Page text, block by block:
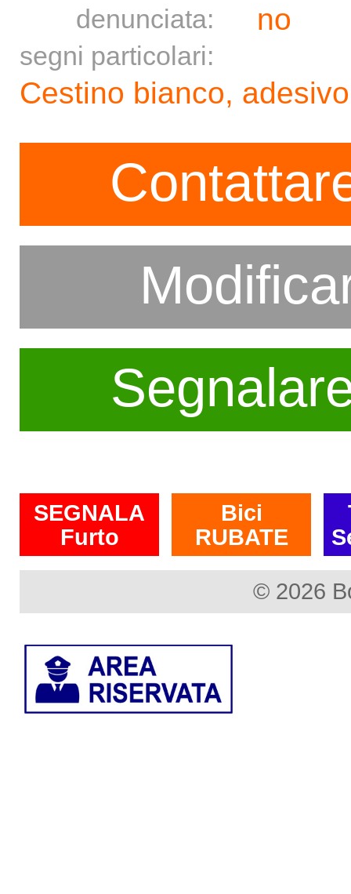
denunciata:
no
segni particolari:
Cestino bianco,
SEGNALA
Furto
Bici
RUBATE
© 2026